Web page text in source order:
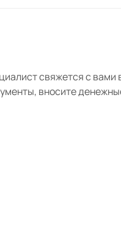
840
свяжется с вами
вносите